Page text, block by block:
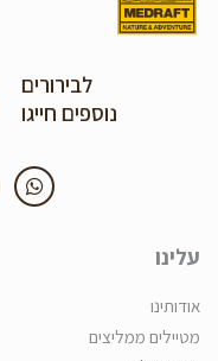
לבירורים
נוספים חייגו
עלינו
אודותינו
מטיילים ממליצים